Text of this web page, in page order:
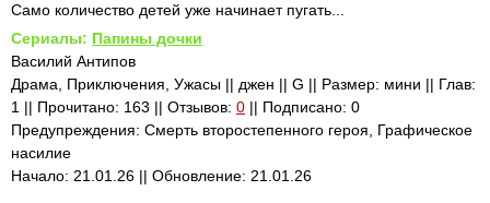
Само количество детей уже начинает пугать...
Сериалы: Папины дочки
Василий Антипов
Драма, Приключения, Ужасы || джен || G || Размер: мини || Глав:
1 || Прочитано: 163 || Отзывов: 0 || Подписано: 0
Предупреждения: Смерть второстепенного героя, Графическое
насилие
Начало: 21.01.26 || Обновление: 21.01.26